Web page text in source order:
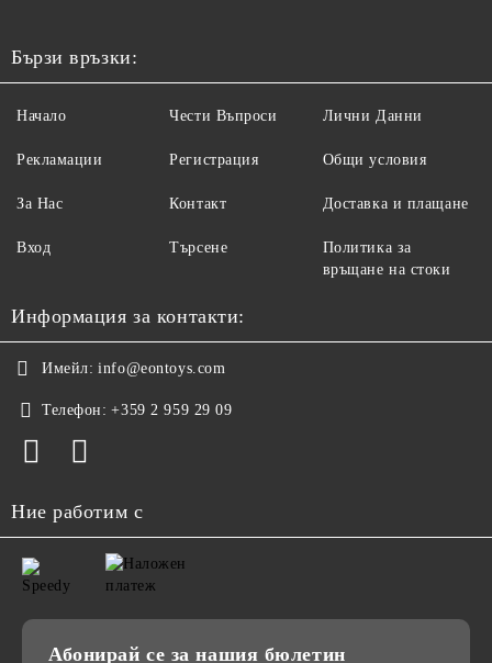
Бързи връзки:
Начало
Рекламации
За Нас
Вход
Чести Въпроси
Регистрация
Контакт
Търсене
Лични Данни
Общи условия
Доставка и плащане
Политика за
връщане на стоки
Информация за контакти:
Имейл: info@eontoys.com
Телефон: +359 2 959 29 09
Ние работим с
Абонирай се за нашия бюлетин